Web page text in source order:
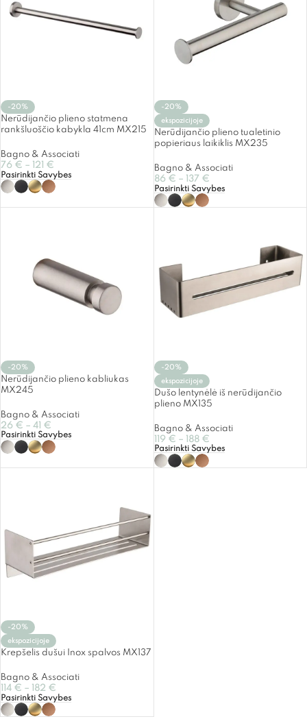
-20%
Nerūdijančio plieno statmena
rankšluoščio kabykla 41cm MX215
Bagno & Associati
76 € – 121 €
Pasirinkti Savybes
-20%
ekspozicijoje
Nerūdijančio plieno tualetinio
popieriaus laikiklis MX235
Bagno & Associati
86 € – 137 €
Pasirinkti Savybes
-20%
Nerūdijančio plieno kabliukas
MX245
Bagno & Associati
26 € – 41 €
Pasirinkti Savybes
-20%
ekspozicijoje
Dušo lentynėlė iš nerūdijančio
plieno MX135
Bagno & Associati
119 € – 188 €
Pasirinkti Savybes
-20%
ekspozicijoje
Krepšelis dušui Inox spalvos MX137
Bagno & Associati
114 € – 182 €
Pasirinkti Savybes